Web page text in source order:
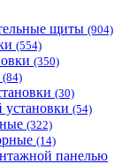
щиты (904)
(554)
(350)
(84)
(30)
(54)
(322)
(14)
панелью